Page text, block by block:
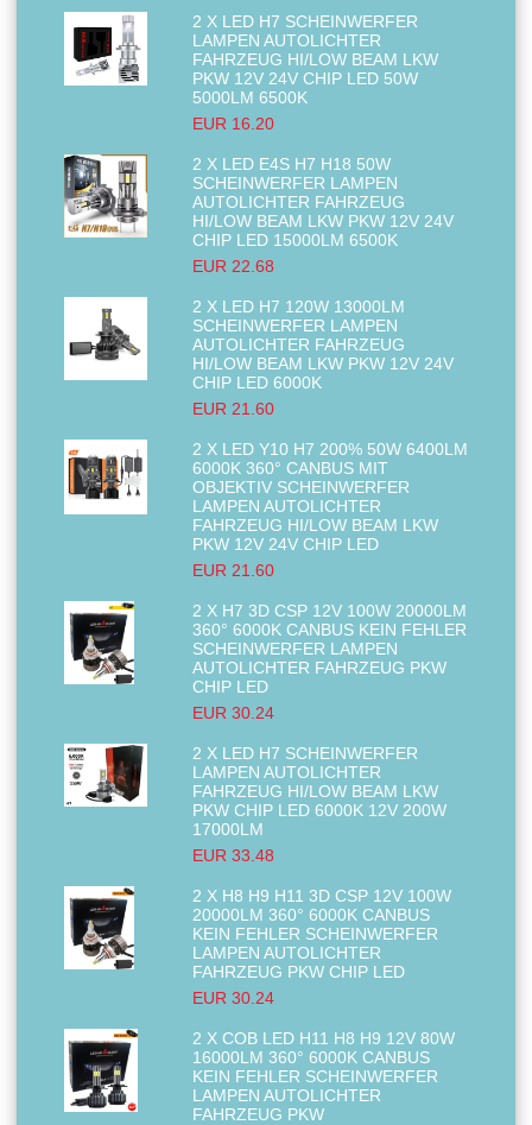
2 X LED H7 SCHEINWERFER
LAMPEN AUTOLICHTER
FAHRZEUG HI/LOW BEAM LKW
PKW 12V 24V CHIP LED 50W
5000LM 6500K
EUR 16.20
2 X LED E4S H7 H18 50W
SCHEINWERFER LAMPEN
AUTOLICHTER FAHRZEUG
HI/LOW BEAM LKW PKW 12V 24V
CHIP LED 15000LM 6500K
EUR 22.68
2 X LED H7 120W 13000LM
SCHEINWERFER LAMPEN
AUTOLICHTER FAHRZEUG
HI/LOW BEAM LKW PKW 12V 24V
CHIP LED 6000K
EUR 21.60
2 X LED Y10 H7 200% 50W 6400LM
6000K 360° CANBUS MIT
OBJEKTIV SCHEINWERFER
LAMPEN AUTOLICHTER
FAHRZEUG HI/LOW BEAM LKW
PKW 12V 24V CHIP LED
EUR 21.60
2 X H7 3D CSP 12V 100W 20000LM
360° 6000K CANBUS KEIN FEHLER
SCHEINWERFER LAMPEN
AUTOLICHTER FAHRZEUG PKW
CHIP LED
EUR 30.24
2 X LED H7 SCHEINWERFER
LAMPEN AUTOLICHTER
FAHRZEUG HI/LOW BEAM LKW
PKW CHIP LED 6000K 12V 200W
17000LM
EUR 33.48
2 X H8 H9 H11 3D CSP 12V 100W
20000LM 360° 6000K CANBUS
KEIN FEHLER SCHEINWERFER
LAMPEN AUTOLICHTER
FAHRZEUG PKW CHIP LED
EUR 30.24
2 X COB LED H11 H8 H9 12V 80W
16000LM 360° 6000K CANBUS
KEIN FEHLER SCHEINWERFER
LAMPEN AUTOLICHTER
FAHRZEUG PKW